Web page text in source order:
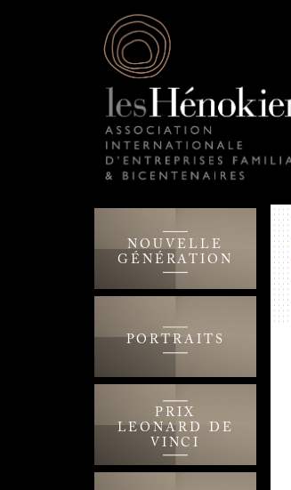
NOUVELLE
GÉNÉRATION
PORTRAITS
PRIX
LEONARD DE
VINCI